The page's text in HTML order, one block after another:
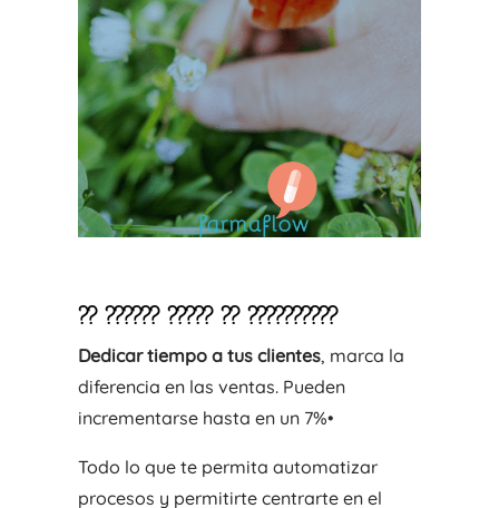
?? ?????? ????? ?? ??????????
Dedicar tiempo a tus clientes, marca la
diferencia en las ventas. Pueden
incrementarse hasta en un 7%•
Todo lo que te permita automatizar
procesos y permitirte centrarte en el